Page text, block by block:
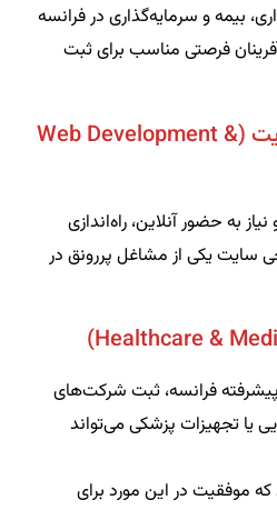
بیمه و سرمایه‌گذاری در فرانسه
فرصتی مناسب برای ثبت
توسعه و طراحی وب‌سایت (Web Development &
به حضور آنلاین، راه‌اندازی
یکی از مشاغل پررونق در
فرانسه، ثبت شرکت‌های
یا تجهیزات پزشکی می‌تواند
که موفقیت در این مورد برای